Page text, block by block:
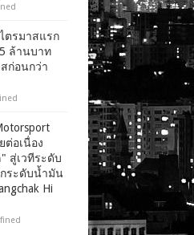
ตรมาสแรก
ล้านบาท
ก่อนกว่า
ต่อเนื่อง
สู่เวทีระดับ
กระดับน้ำมัน
Hi